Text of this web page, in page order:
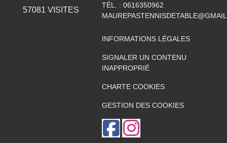
57081 VISITES
TÉL. : 0616350962
INFORMATIONS LÉGALES
SIGNALER UN CONTENU
INAPPROPRIÉ
CHARTE COOKIES
GESTION DES COOKIES